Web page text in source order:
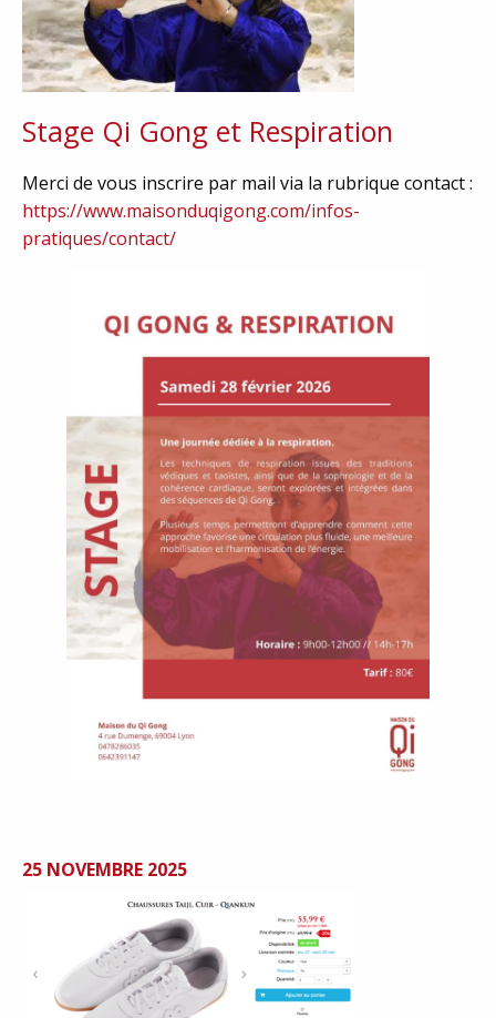
Stage Qi Gong et Respiration
Merci de vous inscrire par mail via la rubrique contact :
https://www.maisonduqigong.com/infos-
pratiques/contact/
25 NOVEMBRE 2025